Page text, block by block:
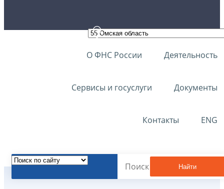
О ФНС России Деятельность
Сервисы и госуслуги Документы
Контакты ENG
Найти